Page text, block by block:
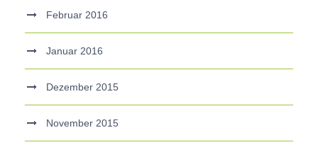
Februar 2016
Januar 2016
Dezember 2015
November 2015